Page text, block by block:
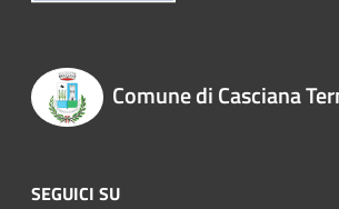
Comune di Casciana
SEGUICI SU